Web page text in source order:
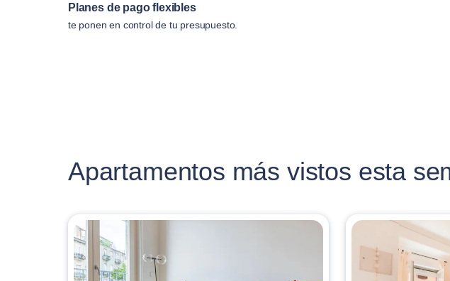
Planes de pago flexibles
te ponen en control de tu presupuesto.
Apartamentos más vistos esta